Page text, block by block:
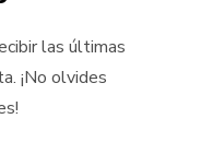
las últimas
¡No olvides